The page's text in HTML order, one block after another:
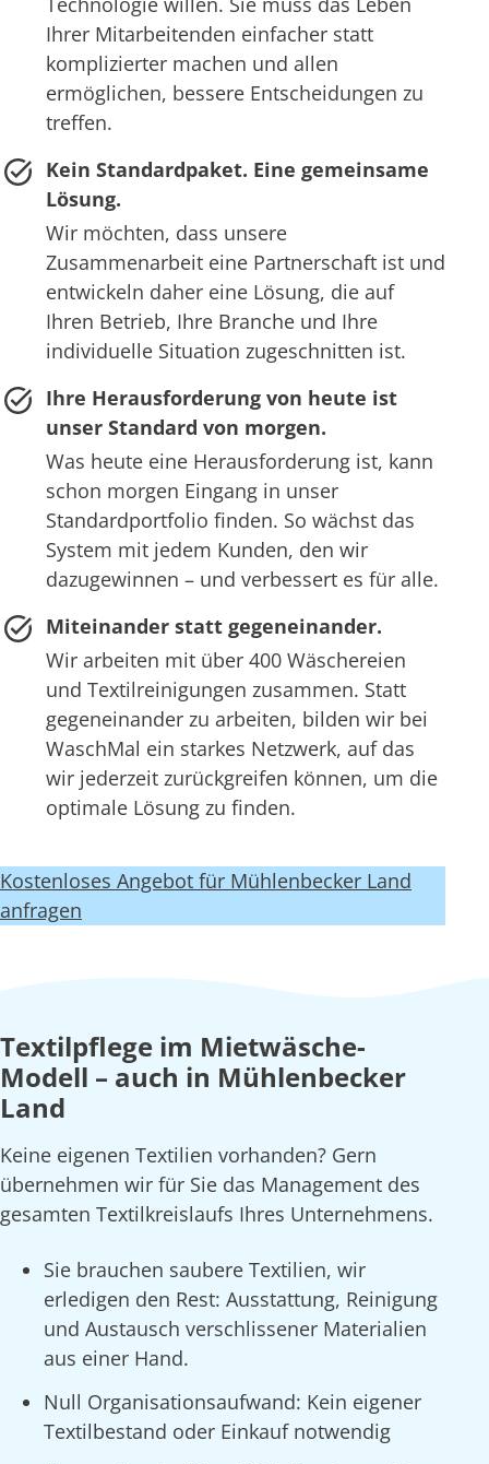
Ihrer Mitarbeitenden einfacher statt
komplizierter machen und allen
ermöglichen, bessere Entscheidungen zu
treffen.
Kein Standardpaket. Eine gemeinsame
Lösung.
Wir möchten, dass unsere
Zusammenarbeit eine Partnerschaft ist und
entwickeln daher eine Lösung, die auf
Ihren Betrieb, Ihre Branche und Ihre
individuelle Situation zugeschnitten ist.
Ihre Herausforderung von heute ist
unser Standard von morgen.
Was heute eine Herausforderung ist, kann
schon morgen Eingang in unser
Standardportfolio finden. So wächst das
System mit jedem Kunden, den wir
dazugewinnen – und verbessert es für alle.
Miteinander statt gegeneinander.
Wir arbeiten mit über 400 Wäschereien
und Textilreinigungen zusammen. Statt
gegeneinander zu arbeiten, bilden wir bei
WaschMal ein starkes Netzwerk, auf das
wir jederzeit zurückgreifen können, um die
optimale Lösung zu finden.
Kostenloses Angebot für Mühlenbecker Land
anfragen
Textilpflege im Mietwäsche-
Modell – auch in Mühlenbecker
Land
Keine eigenen Textilien vorhanden? Gern
übernehmen wir für Sie das Management des
gesamten Textilkreislaufs Ihres Unternehmens.
Sie brauchen saubere Textilien, wir
erledigen den Rest: Ausstattung, Reinigung
und Austausch verschlissener Materialien
aus einer Hand.
Null Organisationsaufwand: Kein eigener
Textilbestand oder Einkauf notwendig